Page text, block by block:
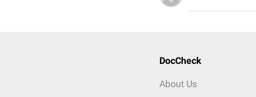
DocCheck
About Us